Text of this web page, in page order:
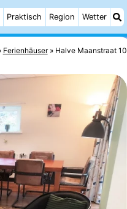
Praktisch Region Wetter
Ferienhäuser Halve Maanstraat 10